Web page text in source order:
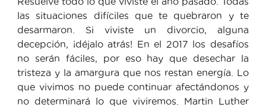
las situaciones difíciles que te quebraron y te
desarmaron. Si viviste un divorcio, alguna
decepción, ¡déjalo atrás! En el 2017 los desafíos
no serán fáciles, por eso hay que desechar la
tristeza y la amargura que nos restan energía. Lo
que vivimos no puede continuar afectándonos y
no determinará lo que viviremos. Martin Luther